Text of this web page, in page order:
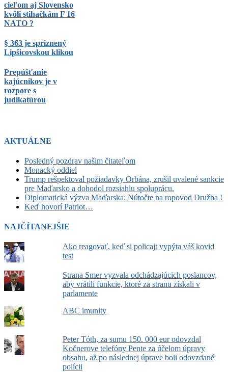
cieľom aj Slovensko
kvôli stihačkám F 16
NATO ?
§ 363 je spriznený
Lipšicovskou klikou
Prepúšťanie
kajúcnikov je v
rozpore s
judikatúrou
AKTUÁLNE
Posledný pozdrav našim čitateľom
Monacký oddiel
Trump rešpektoval požiadavky Orbána, zrušil uvalené sankcie
pre Maďarsko a dohodol rozsiahlu spoluprácu.
Diplomatická výzva Maďarska: Nútočte na ropovod Družba !
Keď hovorí Patriot…
NAJČÍTANEJŠIE
Ako reagovať, keď si policajt vypýta váš kovid
test
Strana Smer vyzvala odchádzajúcich poslancov,
aby vrátili funkcie, ktoré za stranu získali v
parlamente
ABC imunity
Peter Tóth, za sumu 150. 000 eur odovzdal
Kočnerove telefóny Pente za účelom úpravy
obsahu, až po následnej úprave boli odovzdané
polícii